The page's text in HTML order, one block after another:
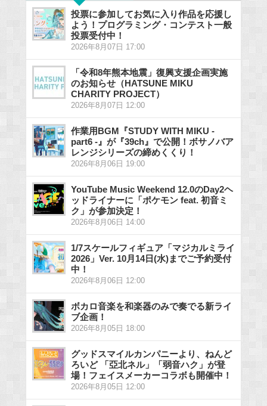
投票に参加してお気に入り作品を応援し
よう！プログラミング・コンテスト一般
投票受付中！
2026年8月07日 17:00
「令和8年熊本地震」復興支援企画実施
のお知らせ（HATSUNE MIKU
CHARITY PROJECT）
2026年8月07日 12:00
作業用BGM『STUDY WITH MIKU -
part6 -』が『39ch』で公開！ボサノバア
レンジシリーズの締めくくり！
2026年8月06日 19:00
YouTube Music Weekend 12.0のDay2ヘ
ッドライナーに「ポケモン feat. 初音ミ
ク」が参加決定！
2026年8月06日 14:00
1/7スケールフィギュア「マジカルミライ
2026」Ver. 10月14日(水)までご予約受付
中！
2026年8月06日 12:00
ボカロ音楽を和楽器のみで奏でる新ライ
ブ企画！
2026年8月05日 18:00
グッドスマイルカンパニーより、ねんど
ろいど 「亞北ネル」「弱音ハク」が登
場！フェイスメーカーコラボも開催中！
2026年8月05日 12:00